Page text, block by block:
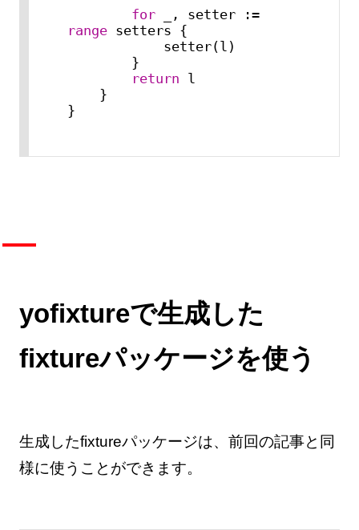
for
_, setter :=
range setters {
return l
}
yofixtureで生成した
fixtureパッケージを使う
生成したfixtureパッケージは、前回の記事と同
様に使うことができます。